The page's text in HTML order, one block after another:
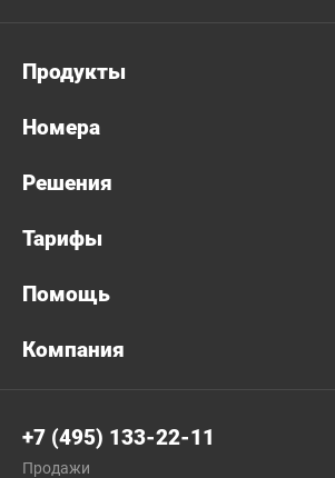
Продукты
Номера
Решения
Тарифы
Помощь
Компания
+7 (495) 133-22-11
Продажи